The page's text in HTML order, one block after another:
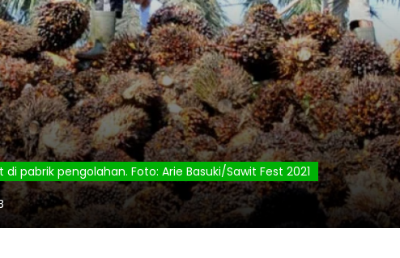
pabrik pengolahan. Foto: Arie Basuki/Sawit Fest 2021